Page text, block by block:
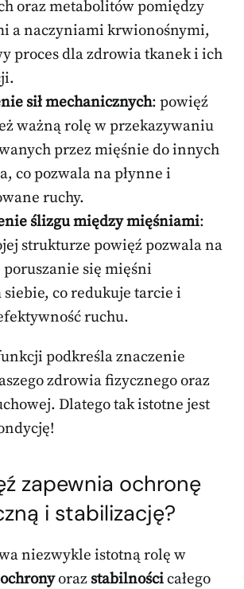
oraz metabolitów pomiędzy
a naczyniami krwionośnymi,
proces dla zdrowia tkanek i ich
sił mechanicznych: powięź
ważną rolę w przekazywaniu
przez mięśnie do innych
co pozwala na płynne i
ruchy.
ślizgu między mięśniami:
strukturze powięź pozwala na
poruszanie się mięśni
co redukuje tarcie i
ruchu.
podkreśla znaczenie
zdrowia fizycznego oraz
Dlatego tak istotne jest
zapewnia ochronę
i stabilizację?
niezwykle istotną rolę w
ochronyoraz stabilnościcałego